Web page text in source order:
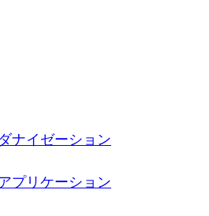
ナイゼーション
プリケーション